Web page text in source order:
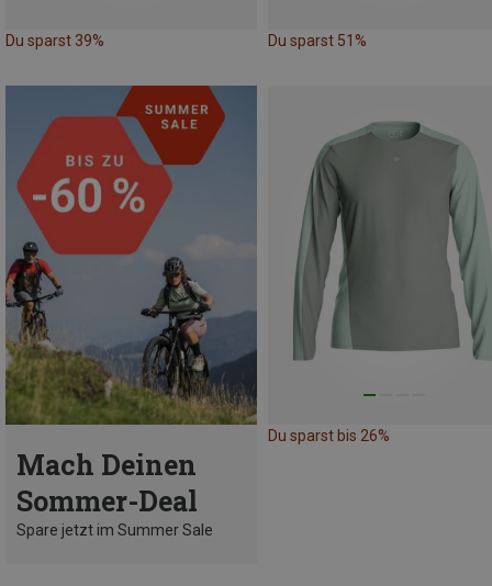
Du sparst 39% Du sparst 51%
Mach Deinen
Sommer-Deal
Spare jetzt im Summer Sale
Du sparst bis 26%